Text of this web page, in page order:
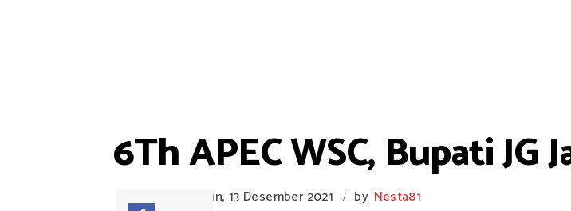
6Th APEC WSC, Bupati JG
Senin, 13 Desember 2021 / by Nesta81